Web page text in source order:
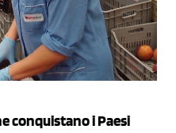
conquistano i Paesi